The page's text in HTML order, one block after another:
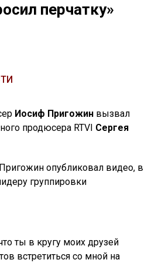
перчатку»
Иосиф Пригожин вызвал
продюсера RTVI Сергея
опубликовал видео, в
группировки
ты в кругу моих друзей
встретиться со мной на